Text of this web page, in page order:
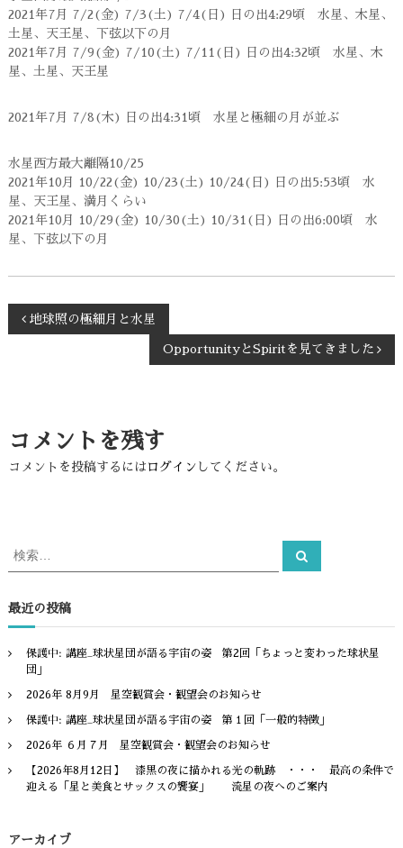
2021年7月 7/2(金) 7/3(土) 7/4(日) 日の出4:29頃 水星、木星、
土星、天王星、下弦以下の月
2021年7月 7/9(金) 7/10(土) 7/11(日) 日の出4:32頃 水星、木
星、土星、天王星
2021年7月 7/8(木) 日の出4:31頃 水星と極細の月が並ぶ
水星西方最大離隔10/25
2021年10月 10/22(金) 10/23(土) 10/24(日) 日の出5:53頃 水
星、天王星、満月くらい
2021年10月 10/29(金) 10/30(土) 10/31(日) 日の出6:00頃 水
星、下弦以下の月
投
ビ
シ
ョ
ン
地球照の極細月と水星
OpportunityとSpiritを見てきました
コメントを残す
コメントを投稿するには ログイン してください。
検
象
:
検
索
最近の投稿
保護中: 講座_球状星団が語る宇宙の姿 第2回「ちょっと変わった球状星
団」
2026年 8月9月 星空観賞会・観望会のお知らせ
保護中: 講座_球状星団が語る宇宙の姿 第１回「一般的特徴」
2026年 ６月７月 星空観賞会・観望会のお知らせ
【2026年8月12日】 漆黒の夜に描かれる光の軌跡 ・・・ 最高の条件で
迎える「星と美食とサックスの饗宴」 流星の夜へのご案内
アーカイブ